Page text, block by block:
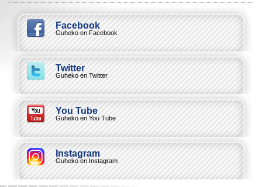
Facebook
Guheko en Facebook
Twitter
Guheko en Twitter
You Tube
Guheko en You Tube
Instagram
Guheko en Instagram